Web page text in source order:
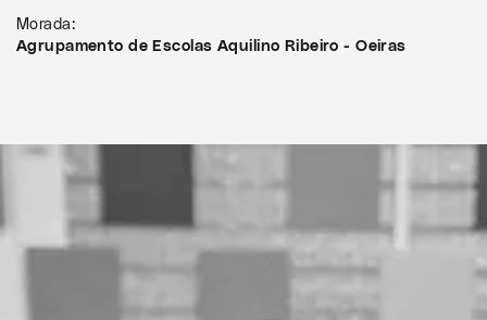
Morada:
Agrupamento de Escolas Aquilino Ribeiro - Oeiras